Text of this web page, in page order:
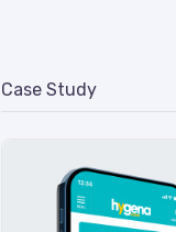
Case Study